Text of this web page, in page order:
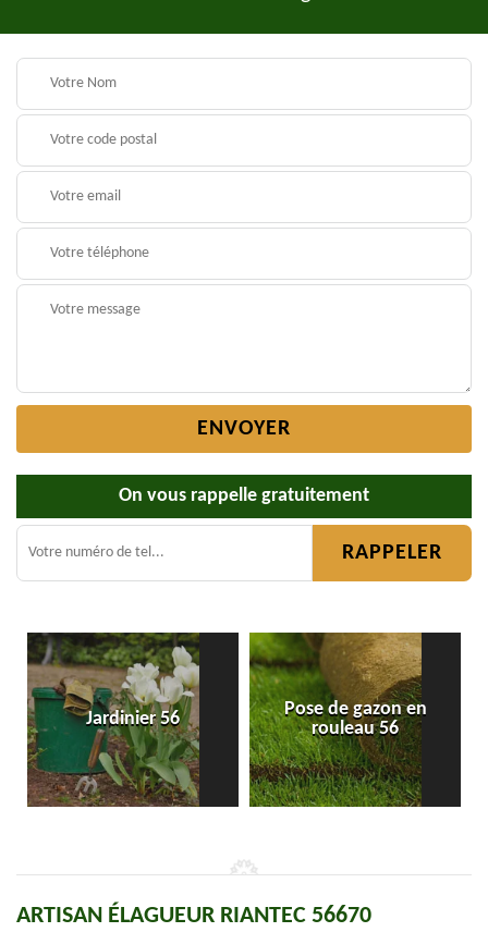
On vous rappelle gratuitement
Jardinier 56
Pose de gazon en
rouleau 56
ARTISAN ÉLAGUEUR RIANTEC 56670